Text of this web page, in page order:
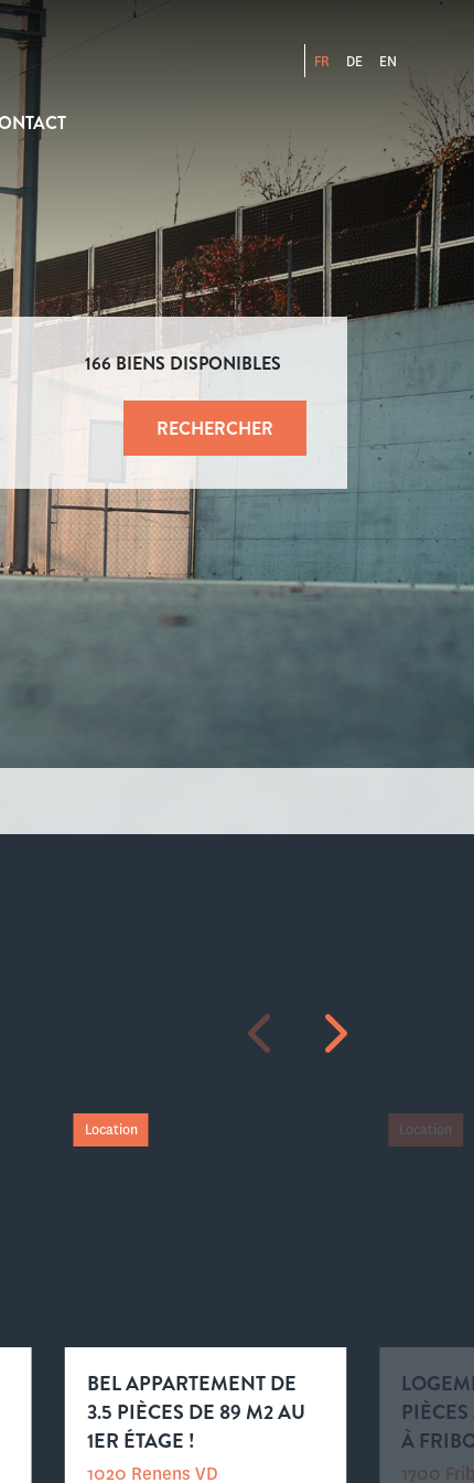
FR DE EN
166BIENS DISPONIBLES
Location
BEL APPARTEMENT DE
3.5 PIÈCES DE 89 M2 AU
1ER ÉTAGE !
1020 Renens VD
Location
À
1700